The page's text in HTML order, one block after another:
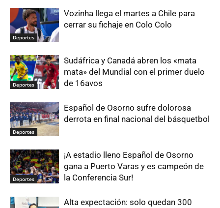
Deportes
Vozinha llega el martes a Chile para
cerrar su fichaje en Colo Colo
Deportes
Sudáfrica y Canadá abren los «mata
mata» del Mundial con el primer duelo
de 16avos
Deportes
Español de Osorno sufre dolorosa
derrota en final nacional del básquetbol
Deportes
¡A estadio lleno Español de Osorno
gana a Puerto Varas y es campeón de
la Conferencia Sur!
Alta expectación: solo quedan 300